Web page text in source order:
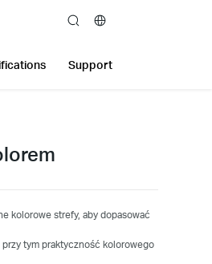
search
Support
kolorowe strefy, aby dopasować
tym praktyczność kolorowego